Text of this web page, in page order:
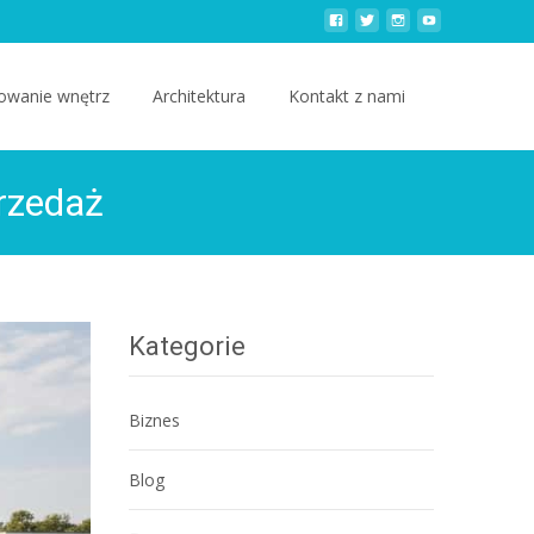
wnętrz Architektura Kontakt z nami
Kategorie
Biznes
Blog